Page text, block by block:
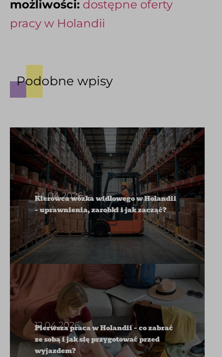
możliwości: dostępne oferty
pracy w Holandii
Podobne wpisy
24.04.2026
Kierowca wózka widłowego w Holandii
– uprawnienia, zarobki i jak zacząć?
12.04.2026
Pierwsza praca w Holandii – co zabrać
ze sobą i jak się przygotować przed
wyjazdem?